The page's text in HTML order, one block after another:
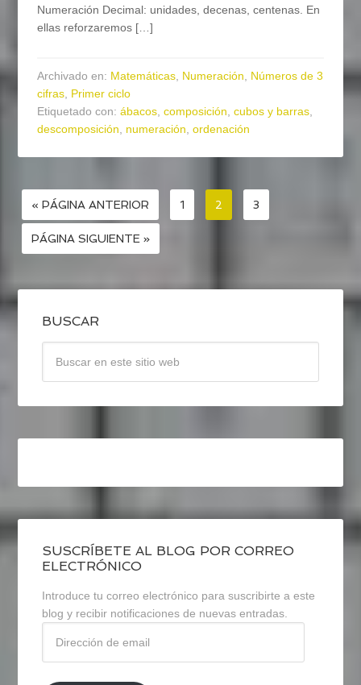
Numeración Decimal: unidades, decenas, centenas. En
ellas reforzaremos […]
Archivado en: Matemáticas Numeración
Números de 3
cifras Primer ciclo
Etiquetado con:ábacos ,composición ,cubos y barras
descomposición
numeración ,ordenación
« PÁGINA ANTERIOR 1 2 3
PÁGINA SIGUIENTE »
BUSCAR
SUSCRÍBETE AL BLOG POR CORREO
ELECTRÓNICO
Introduce tu correo electrónico para suscribirte a este
blog y recibir notificaciones de nuevas entradas.
email